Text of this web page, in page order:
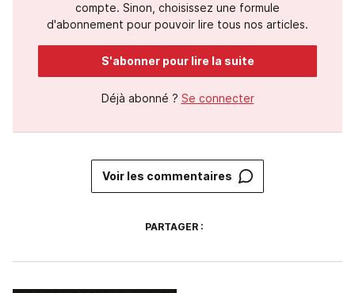
compte. Sinon, choisissez une formule
d'abonnement pour pouvoir lire tous nos articles.
S'abonner pour lire la suite
Déjà abonné ? Se connecter
Voir les commentaires
PARTAGER :